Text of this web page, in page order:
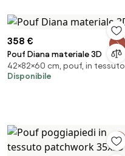
358 €
Pouf Diana materiale 3D
42×82×60 cm, pouf, in tessuto
Disponibile